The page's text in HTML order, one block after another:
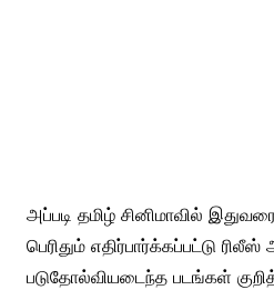
அப்படி தமிழ் சினிமாவில்
பெரிதும் எதிர்பார்க்கப்பட்டு
படுதோல்வியடைந்த படங்கள்